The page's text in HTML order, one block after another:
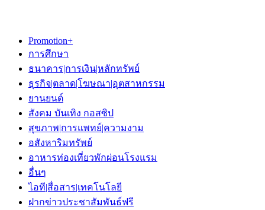
Promotion+
การศึกษา
ธนาคาร|การเงิน|หลักทรัพย์
ธุรกิจ|ตลาด|โฆษณา|อุตสาหกรรม
ยานยนต์
สังคม บันเทิง กอสซิป
สุขภาพ|การแพทย์|ความงาม
อสังหาริมทรัพย์
อาหารท่องเที่ยวพักผ่อนโรงแรม
อื่นๆ
ไอที|สื่อสาร|เทคโนโลยี
ฝากข่าวประชาสัมพันธ์ฟรี